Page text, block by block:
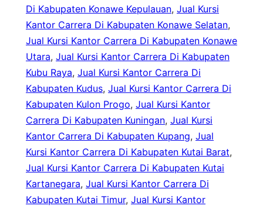
Di Kabupaten Konawe Kepulauan, Jual Kursi
Kantor Carrera Di Kabupaten Konawe Selatan
Jual Kursi Kantor Carrera Di Kabupaten Konawe
Utara, Jual Kursi Kantor Carrera Di Kabupaten
Kubu Raya, Jual Kursi Kantor Carrera Di
Kabupaten Kudus, Jual Kursi Kantor Carrera Di
Kabupaten Kulon Progo, Jual Kursi Kantor
Carrera Di Kabupaten Kuningan, Jual Kursi
Kantor Carrera Di Kabupaten Kupang, Jual
Kursi Kantor Carrera Di Kabupaten Kutai Barat
Jual Kursi Kantor Carrera Di Kabupaten Kutai
Kartanegara, Jual Kursi Kantor Carrera Di
Kabupaten Kutai Timur, Jual Kursi Kantor